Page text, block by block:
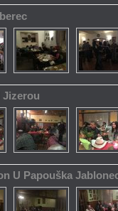
Jizerou
U Papouška